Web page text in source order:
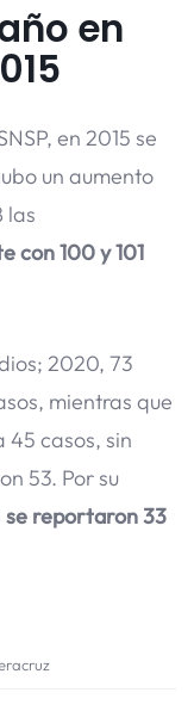
en
en 2015 se
un aumento
las
con 100 y 101
2020, 73
mientras que
casos, sin
53. Por su
se reportaron 33